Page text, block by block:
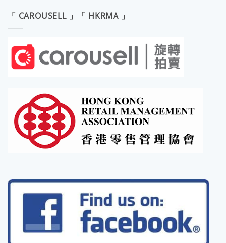
「 CAROUSELL 」「 HKRMA 」